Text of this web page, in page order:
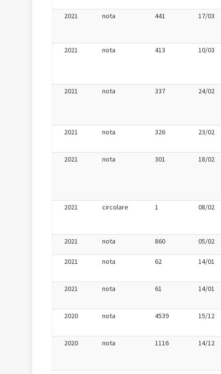
2021 nota 441 17/03
2021 nota 413 10/03
2021 nota 337 24/02
2021 nota 326 23/02
2021 nota 301 18/02
2021 circolare 1 08/02
2021 nota 860 05/02
2021 nota 62 14/01
2021 nota 61 14/01
2020 nota 4539 15/12
2020 nota 1116 14/12